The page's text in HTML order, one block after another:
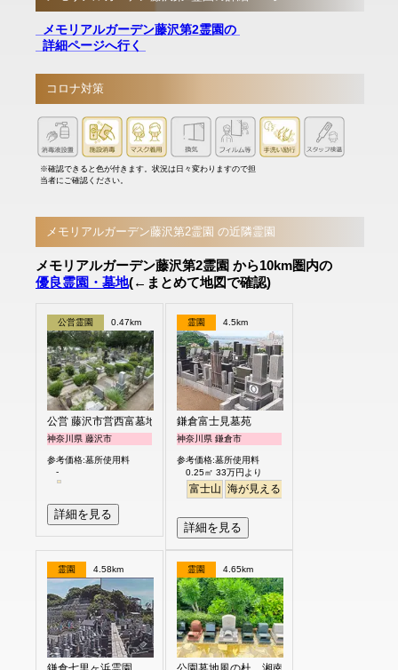
メモリアルガーデン藤沢第2霊園の
詳細ページへ行く
コロナ対策
※確認できると色が付きます。状況は日々変わりますので担
当者にご確認ください。
メモリアルガーデン藤沢第2霊園 の近隣霊園
メモリアルガーデン藤沢第2霊園 から10km圏内の
優良霊園・墓地(←まとめて地図で確認)
公営霊園 0.47km
公営 藤沢市営西富墓地
神奈川県 藤沢市
参考価格:墓所使用料
-
詳細を見る
霊園 4.5km
鎌倉富士見墓苑
神奈川県 鎌倉市
参考価格:墓所使用料
0.25㎡ 33万円より
富士山 海が見える
詳細を見る
霊園 4.58km 霊園 4.65km